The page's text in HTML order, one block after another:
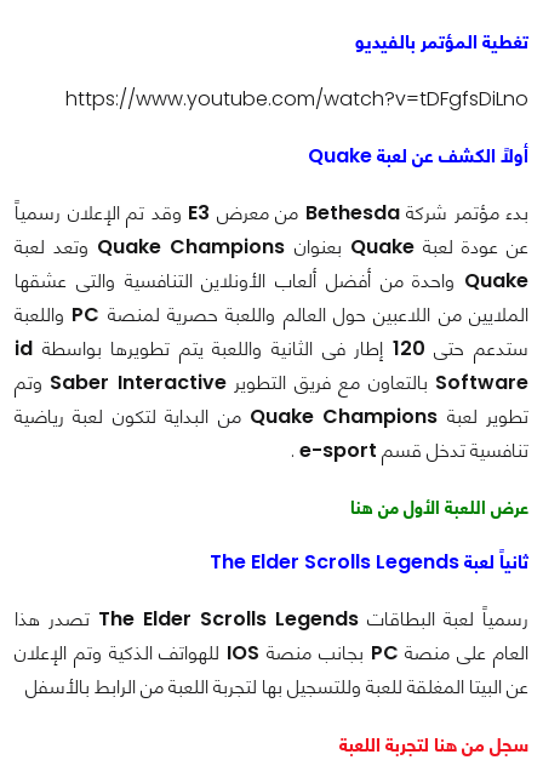
تغطية المؤتمر بالفيديو
https://www.youtube.com/watch?v=tDFgfsDiLno
أولاً الكشف عن لعبة Quake
بدء مؤتمر شركةBethesda من معرض E3 وقد تم الإعلان رسمياً
عن عودة لعبةQuake بعنوان Quake Champions وتعد لعبة
Quake واحدة من أفضل ألعاب الأونلاين التنافسية والتى عشقها
الملايين من اللاعبين حول العالم واللعبة حصرية لمنصة PC واللعبة
ستدعم حتى 120 إطار فى الثانية واللعبة يتم تطويرها بواسطة id
Software بالتعاون مع فريق التطويرSaber Interactive وتم
تطوير لعبة Quake Champions من البداية لتكون لعبة رياضية
تنافسية تدخل قسم e-sport
.
عرض اللعبة الأول من هنا
ثانياً لعبة The Elder Scrolls Legends
رسمياً لعبة البطاقات The Elder Scrolls Legends تصدر هذا
العام على منصة PC بجانب منصة IOS للهواتف الذكية وتم الإعلان
عن البيتا المغلقة للعبة وللتسجيل بها لتجربة اللعبة من الرابط بالأسفل
سجل من هنا لتجربة اللعبة